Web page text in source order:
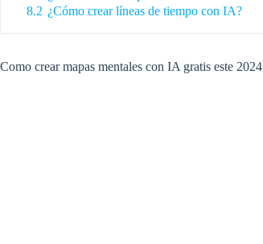
8.2 ¿Cómo crear líneas de tiempo con IA?
Como crear mapas mentales con IA gratis este 2024